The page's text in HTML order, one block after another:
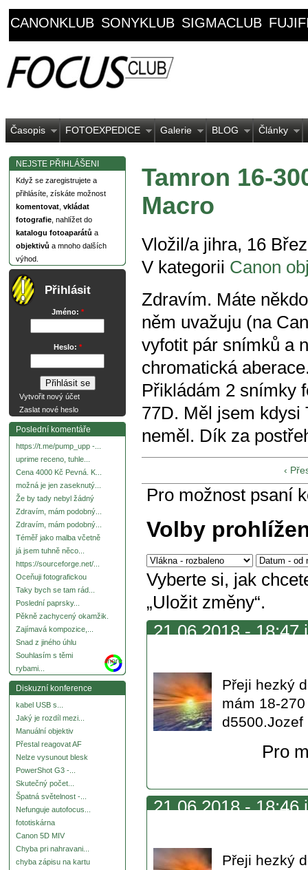
CANONKLUB SONYKLUB SIGMACLUB
Časopis FOTOEXPEDICE Galerie BLOG Články
NEJSTE PŘIHLÁŠENI
Když se zaregistrujete a
přihlásíte, získáte možnost
komentovat vkládat
fotografie , nahlížet do
katalogu fotoaparátů a
objektivů a mnoho dalších
výhod.
Přihlásit
Jméno: *
Heslo: *
Vytvořit nový účet
Zaslat nové heslo
Poslední komentáře
https://t.me/pump_upp -...
uprime receno, tuhle...
Cena 4000 Kč Pevná. K...
možná je jen zaseknutý...
Že by tady nebyl žádný
Zdravím, mám podobný...
Zdravím, mám podobný...
Téměř jako malba včetně
já jsem tuhně něco...
https://sourceforge.net/...
Oceňuji fotografickou
Taky bych se tam rád...
Poslední paprsky...
Pěkně zachycený okamžik.
Zajímavá kompozice,...
Snad z jiného úhlu
Souhlasím s těmi
rybami...
more
Diskuzní konference
kabel USB s...
Jaký je rozdíl mezi...
Manuální objektiv
Přestal reagovat AF
Nelze vysunout blesk
PowerShot G3 -...
Skutečný počet...
Špatná světelnost -...
Nefunguje autofocus...
fototiskárna
Canon 5D MIV
Chyba pri nahravani...
chyba zápisu na kartu
Tamron 16-
Macro
Vložil/a jihra, 16
V kategorii Canon
Zdravím. Máte
něm uvažuju (na
vyfotit pár snímků a
chromatická
Přikládám 2 snímky
77D. Měl jsem kdysi
neměl. Dík za
‹
Pro možnost psaní
Volby
Vyberte si, jak
„Uložit změny“.
21.06.2018 -
Přeji hezký
mám 18-
d5500.Jozef
Pro
21.06.2018 -
Přeji hezký